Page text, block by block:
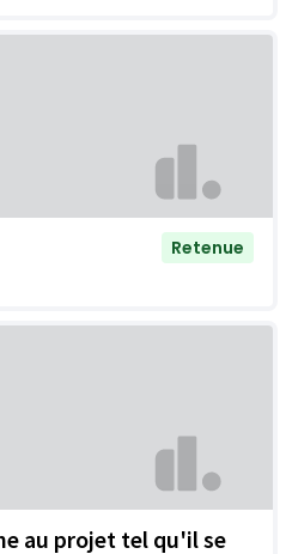
Retenue
au projet tel qu'il se